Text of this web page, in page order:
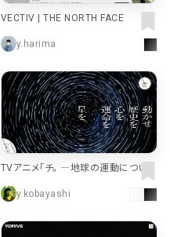
VECTIV | THE NORTH FACE
y.harima
TVアニメ「チ。 ―地球の運動について
y.kobayashi